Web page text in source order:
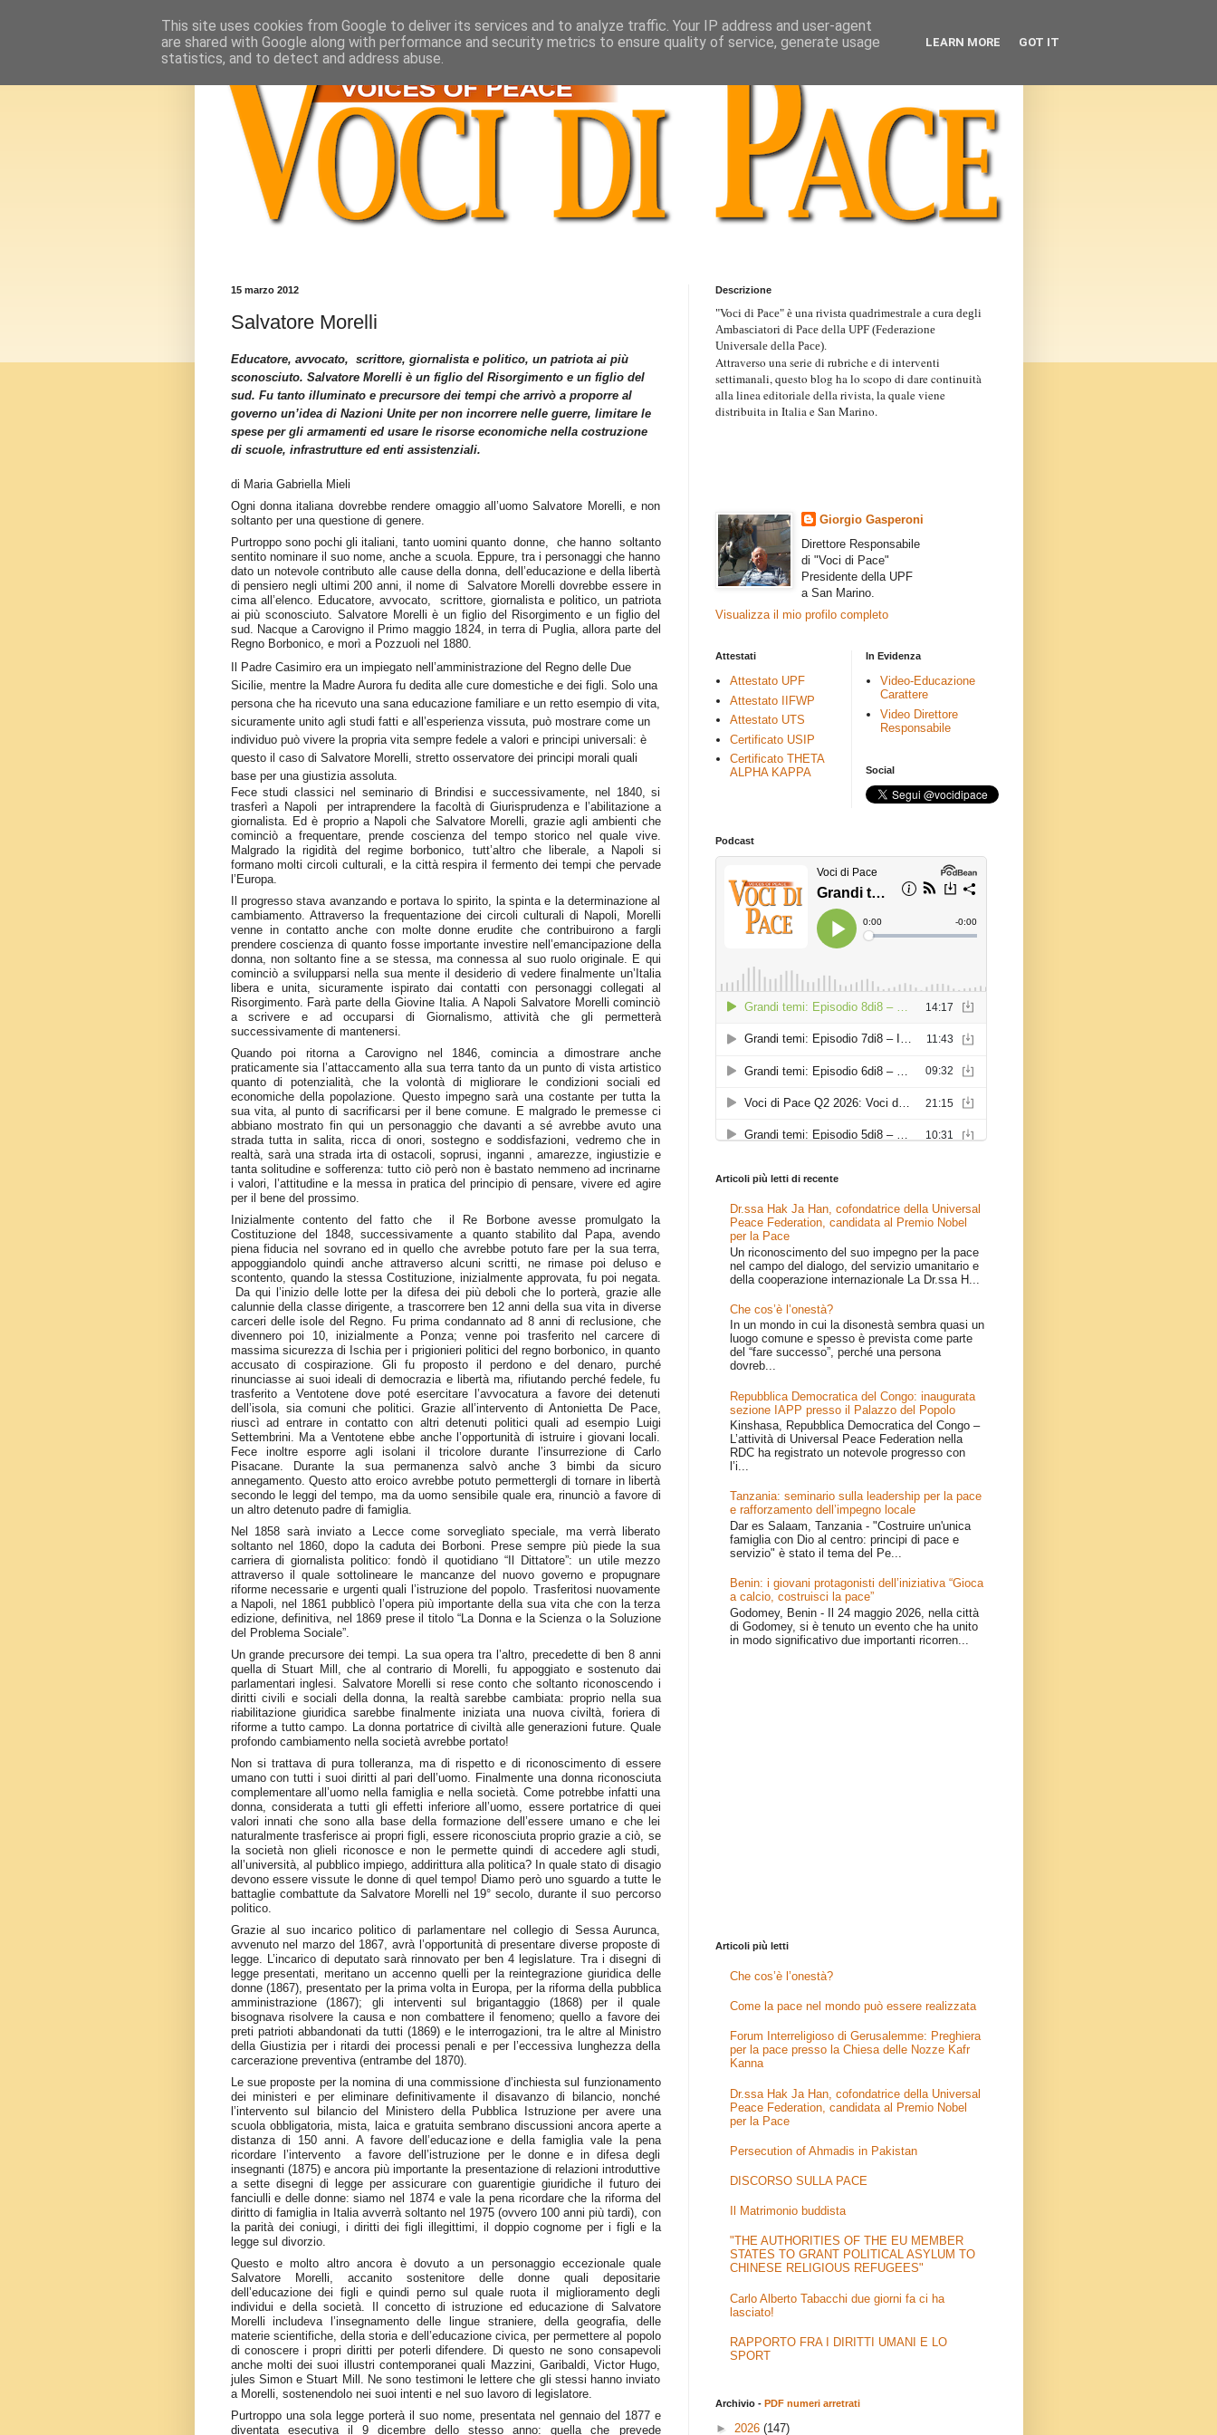
15 marzo 2012
Salvatore Morelli
Educatore, avvocato, scrittore, giornalista e politico, un patriota ai più
sconosciuto. Salvatore Morelli è un figlio del Risorgimento e un figlio del
sud. Fu tanto illuminato e precursore dei tempi che arrivò a proporre al
governo un’idea di Nazioni Unite per non incorrere nelle guerre, limitare le
spese per gli armamenti ed usare le risorse economiche nella costruzione
di scuole, infrastrutture ed enti assistenziali.
di Maria Gabriella Mieli
Ogni donna italiana dovrebbe rendere omaggio all’uomo Salvatore Morelli, e non
soltanto per una questione di genere.
Purtroppo sono pochi gli italiani, tanto uomini quanto donne, che hanno soltanto
sentito nominare il suo nome, anche a scuola. Eppure, tra i personaggi che hanno
dato un notevole contributo alle cause della donna, dell’educazione e della libertà
di pensiero negli ultimi 200 anni, il nome di Salvatore Morelli dovrebbe essere in
cima all’elenco. Educatore, avvocato, scrittore, giornalista e politico, un patriota
ai più sconosciuto. Salvatore Morelli è un figlio del Risorgimento e un figlio del
sud. Nacque a Carovigno il Primo maggio 1824, in terra di Puglia, allora parte del
Regno Borbonico, e morì a Pozzuoli nel 1880.
Il Padre Casimiro era un impiegato nell’amministrazione del Regno delle Due
Sicilie, mentre la Madre Aurora fu dedita alle cure domestiche e dei figli. Solo una
persona che ha ricevuto una sana educazione familiare e un retto esempio di vita,
sicuramente unito agli studi fatti e all’esperienza vissuta, può mostrare come un
individuo può vivere la propria vita sempre fedele a valori e principi universali: è
questo il caso di Salvatore Morelli, stretto osservatore dei principi morali quali
base per una giustizia assoluta.
Fece studi classici nel seminario di Brindisi e successivamente, nel 1840, si
trasferì a Napoli per intraprendere la facoltà di Giurisprudenza e l’abilitazione a
giornalista. Ed è proprio a Napoli che Salvatore Morelli, grazie agli ambienti che
cominciò a frequentare, prende coscienza del tempo storico nel quale vive.
Malgrado la rigidità del regime borbonico, tutt’altro che liberale, a Napoli si
formano molti circoli culturali, e la città respira il fermento dei tempi che pervade
l’Europa.
Il progresso stava avanzando e portava lo spirito, la spinta e la determinazione al
cambiamento. Attraverso la frequentazione dei circoli culturali di Napoli, Morelli
venne in contatto anche con molte donne erudite che contribuirono a fargli
prendere coscienza di quanto fosse importante investire nell’emancipazione della
donna, non soltanto fine a se stessa, ma connessa al suo ruolo originale. E qui
cominciò a svilupparsi nella sua mente il desiderio di vedere finalmente un’Italia
libera e unita, sicuramente ispirato dai contatti con personaggi collegati al
Risorgimento. Farà parte della Giovine Italia. A Napoli Salvatore Morelli cominciò
a scrivere e ad occuparsi di Giornalismo, attività che gli permetterà
successivamente di mantenersi.
Quando poi ritorna a Carovigno nel 1846, comincia a dimostrare anche
praticamente sia l’attaccamento alla sua terra tanto da un punto di vista artistico
quanto di potenzialità, che la volontà di migliorare le condizioni sociali ed
economiche della popolazione. Questo impegno sarà una costante per tutta la
sua vita, al punto di sacrificarsi per il bene comune. E malgrado le premesse ci
abbiano mostrato fin qui un personaggio che davanti a sé avrebbe avuto una
strada tutta in salita, ricca di onori, sostegno e soddisfazioni, vedremo che in
realtà, sarà una strada irta di ostacoli, soprusi, inganni , amarezze, ingiustizie e
tanta solitudine e sofferenza: tutto ciò però non è bastato nemmeno ad incrinarne
i valori, l’attitudine e la messa in pratica del principio di pensare, vivere ed agire
per il bene del prossimo.
Inizialmente contento del fatto che il Re Borbone avesse promulgato la
Costituzione del 1848, successivamente a quanto stabilito dal Papa, avendo
piena fiducia nel sovrano ed in quello che avrebbe potuto fare per la sua terra,
appoggiandolo quindi anche attraverso alcuni scritti, ne rimase poi deluso e
scontento, quando la stessa Costituzione, inizialmente approvata, fu poi negata.
Da qui l’inizio delle lotte per la difesa dei più deboli che lo porterà, grazie alle
calunnie della classe dirigente, a trascorrere ben 12 anni della sua vita in diverse
carceri delle isole del Regno. Fu prima condannato ad 8 anni di reclusione, che
divennero poi 10, inizialmente a Ponza; venne poi trasferito nel carcere di
massima sicurezza di Ischia per i prigionieri politici del regno borbonico, in quanto
accusato di cospirazione. Gli fu proposto il perdono e del denaro, purché
rinunciasse ai suoi ideali di democrazia e libertà ma, rifiutando perché fedele, fu
trasferito a Ventotene dove poté esercitare l’avvocatura a favore dei detenuti
dell’isola, sia comuni che politici. Grazie all’intervento di Antonietta De Pace,
riuscì ad entrare in contatto con altri detenuti politici quali ad esempio Luigi
Settembrini. Ma a Ventotene ebbe anche l’opportunità di istruire i giovani locali.
Fece inoltre esporre agli isolani il tricolore durante l’insurrezione di Carlo
Pisacane. Durante la sua permanenza salvò anche 3 bimbi da sicuro
annegamento. Questo atto eroico avrebbe potuto permettergli di tornare in libertà
secondo le leggi del tempo, ma da uomo sensibile quale era, rinunciò a favore di
un altro detenuto padre di famiglia.
Nel 1858 sarà inviato a Lecce come sorvegliato speciale, ma verrà liberato
soltanto nel 1860, dopo la caduta dei Borboni. Prese sempre più piede la sua
carriera di giornalista politico: fondò il quotidiano “Il Dittatore”: un utile mezzo
attraverso il quale sottolineare le mancanze del nuovo governo e propugnare
riforme necessarie e urgenti quali l’istruzione del popolo. Trasferitosi nuovamente
a Napoli, nel 1861 pubblicò l’opera più importante della sua vita che con la terza
edizione, definitiva, nel 1869 prese il titolo “La Donna e la Scienza o la Soluzione
del Problema Sociale”.
Un grande precursore dei tempi. La sua opera tra l’altro, precedette di ben 8 anni
quella di Stuart Mill, che al contrario di Morelli, fu appoggiato e sostenuto dai
parlamentari inglesi. Salvatore Morelli si rese conto che soltanto riconoscendo i
diritti civili e sociali della donna, la realtà sarebbe cambiata: proprio nella sua
riabilitazione giuridica sarebbe finalmente iniziata una nuova civiltà, foriera di
riforme a tutto campo. La donna portatrice di civiltà alle generazioni future. Quale
profondo cambiamento nella società avrebbe portato!
Non si trattava di pura tolleranza, ma di rispetto e di riconoscimento di essere
umano con tutti i suoi diritti al pari dell’uomo. Finalmente una donna riconosciuta
complementare all’uomo nella famiglia e nella società. Come potrebbe infatti una
donna, considerata a tutti gli effetti inferiore all’uomo, essere portatrice di quei
valori innati che sono alla base della formazione dell’essere umano e che lei
naturalmente trasferisce ai propri figli, essere riconosciuta proprio grazie a ciò, se
la società non glieli riconosce e non le permette quindi di accedere agli studi,
all’università, al pubblico impiego, addirittura alla politica? In quale stato di disagio
devono essere vissute le donne di quel tempo! Diamo però uno sguardo a tutte le
battaglie combattute da Salvatore Morelli nel 19° secolo, durante il suo percorso
politico.
Grazie al suo incarico politico di parlamentare nel collegio di Sessa Aurunca,
avvenuto nel marzo del 1867, avrà l’opportunità di presentare diverse proposte di
legge. L’incarico di deputato sarà rinnovato per ben 4 legislature. Tra i disegni di
legge presentati, meritano un accenno quelli per la reintegrazione giuridica delle
donne (1867), presentato per la prima volta in Europa, per la riforma della pubblica
amministrazione (1867); gli interventi sul brigantaggio (1868) per il quale
bisognava risolvere la causa e non combattere il fenomeno; quello a favore dei
preti patrioti abbandonati da tutti (1869) e le interrogazioni, tra le altre al Ministro
della Giustizia per i ritardi dei processi penali e per l’eccessiva lunghezza della
carcerazione preventiva (entrambe del 1870).
Le sue proposte per la nomina di una commissione d’inchiesta sul funzionamento
dei ministeri e per eliminare definitivamente il disavanzo di bilancio, nonché
l’intervento sul bilancio del Ministero della Pubblica Istruzione per avere una
scuola obbligatoria, mista, laica e gratuita sembrano discussioni ancora aperte a
distanza di 150 anni. A favore dell’educazione e della famiglia vale la pena
ricordare l’intervento a favore dell’istruzione per le donne e in difesa degli
insegnanti (1875) e ancora più importante la presentazione di relazioni introduttive
a sette disegni di legge per assicurare con guarentigie giuridiche il futuro dei
fanciulli e delle donne: siamo nel 1874 e vale la pena ricordare che la riforma del
diritto di famiglia in Italia avverrà soltanto nel 1975 (ovvero 100 anni più tardi), con
la parità dei coniugi, i diritti dei figli illegittimi, il doppio cognome per i figli e la
legge sul divorzio.
Questo e molto altro ancora è dovuto a un personaggio eccezionale quale
Salvatore Morelli, accanito sostenitore delle donne quali depositarie
dell’educazione dei figli e quindi perno sul quale ruota il miglioramento degli
individui e della società. Il concetto di istruzione ed educazione di Salvatore
Morelli includeva l’insegnamento delle lingue straniere, della geografia, delle
materie scientifiche, della storia e dell’educazione civica, per permettere al popolo
di conoscere i propri diritti per poterli difendere. Di questo ne sono consapevoli
anche molti dei suoi illustri contemporanei quali Mazzini, Garibaldi, Victor Hugo,
jules Simon e Stuart Mill. Ne sono testimoni le lettere che gli stessi hanno inviato
a Morelli, sostenendolo nei suoi intenti e nel suo lavoro di legislatore.
Purtroppo una sola legge porterà il suo nome, presentata nel gennaio del 1877 e
diventata esecutiva il 9 dicembre dello stesso anno: quella che prevede
Descrizione
"Voci di Pace" è una rivista quadrimestrale a cura degli
Ambasciatori di Pace della UPF (Federazione
Universale della Pace).
Attraverso una serie di rubriche e di interventi
settimanali, questo blog ha lo scopo di dare continuità
alla linea editoriale della rivista, la quale viene
distribuita in Italia e San Marino.
Giorgio Gasperoni
Direttore Responsabile
di "Voci di Pace"
Presidente della UPF
a San Marino.
Visualizza il mio profilo completo
Attestati
Attestato UPF
Attestato IIFWP
Attestato UTS
Certificato USIP
Certificato THETA
ALPHA KAPPA
In Evidenza
Video-Educazione
Carattere
Video Direttore
Responsabile
Social
Podcast
Articoli più letti di recente
Dr.ssa Hak Ja Han, cofondatrice della Universal
Peace Federation, candidata al Premio Nobel
per la Pace
Un riconoscimento del suo impegno per la pace
nel campo del dialogo, del servizio umanitario e
della cooperazione internazionale La Dr.ssa H...
Che cos’è l’onestà?
In un mondo in cui la disonestà sembra quasi un
luogo comune e spesso è prevista come parte
del “fare successo”, perché una persona
dovreb...
Repubblica Democratica del Congo: inaugurata
sezione IAPP presso il Palazzo del Popolo
Kinshasa, Repubblica Democratica del Congo –
L’attività di Universal Peace Federation nella
RDC ha registrato un notevole progresso con
l’i...
Tanzania: seminario sulla leadership per la pace
e rafforzamento dell’impegno locale
Dar es Salaam, Tanzania - "Costruire un'unica
famiglia con Dio al centro: principi di pace e
servizio" è stato il tema del Pe...
Benin: i giovani protagonisti dell’iniziativa “Gioca
a calcio, costruisci la pace”
Godomey, Benin - Il 24 maggio 2026, nella città
di Godomey, si è tenuto un evento che ha unito
in modo significativo due importanti ricorren...
Articoli più letti
Che cos’è l’onestà?
Come la pace nel mondo può essere realizzata
Forum Interreligioso di Gerusalemme: Preghiera
per la pace presso la Chiesa delle Nozze Kafr
Kanna
Dr.ssa Hak Ja Han, cofondatrice della Universal
Peace Federation, candidata al Premio Nobel
per la Pace
Persecution of Ahmadis in Pakistan
DISCORSO SULLA PACE
Il Matrimonio buddista
"THE AUTHORITIES OF THE EU MEMBER
STATES TO GRANT POLITICAL ASYLUM TO
CHINESE RELIGIOUS REFUGEES"
Carlo Alberto Tabacchi due giorni fa ci ha
lasciato!
RAPPORTO FRA I DIRITTI UMANI E LO
SPORT
Archivio - PDF numeri arretrati
► 2026 (147)
This site uses cookies from Google to deliver its services and to analyze traffic. Your IP address and user-agent
are shared with Google along with performance and security metrics to ensure quality of service, generate usage
statistics, and to detect and address abuse.
LEARN MORE GOT IT